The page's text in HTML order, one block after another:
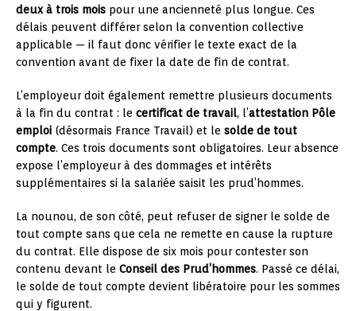
deux à trois mois pour une ancienneté plus longue. Ces
délais peuvent différer selon la convention collective
applicable — il faut donc vérifier le texte exact de la
convention avant de fixer la date de fin de contrat.
L’employeur doit également remettre plusieurs documents
à la fin du contrat : le certificat de travail, l’attestation Pôle
emploi (désormais France Travail) et le solde de tout
compte. Ces trois documents sont obligatoires. Leur absence
expose l’employeur à des dommages et intérêts
supplémentaires si la salariée saisit les prud’hommes.
La nounou, de son côté, peut refuser de signer le solde de
tout compte sans que cela ne remette en cause la rupture
du contrat. Elle dispose de six mois pour contester son
contenu devant le Conseil des Prud’hommes. Passé ce délai,
le solde de tout compte devient libératoire pour les sommes
qui y figurent.